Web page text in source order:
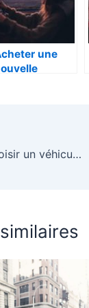
une
Les bonnes raisons de choisir un véhicule électrique